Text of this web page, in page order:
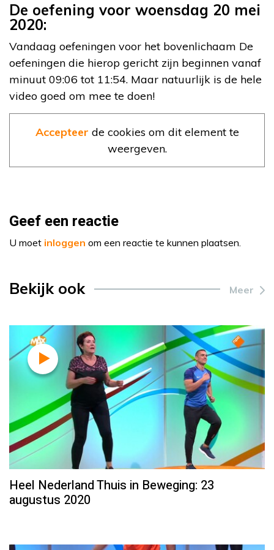
De oefening voor woensdag 20 mei
2020:
Vandaag oefeningen voor het bovenlichaam De
oefeningen die hierop gericht zijn beginnen vanaf
minuut 09:06 tot 11:54. Maar natuurlijk is de hele
video goed om mee te doen!
Accepteer de cookies om dit element te
weergeven.
Geef een reactie
U moet inloggen om een reactie te kunnen plaatsen.
Bekijk ook Meer
Heel Nederland Thuis in Beweging: 23
augustus 2020